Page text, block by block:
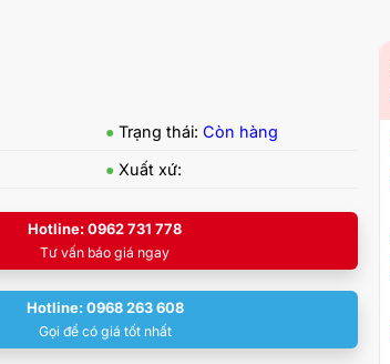
● Trạng thái: Còn hàng
● Xuất xứ:
Hotline: 0962 731 778
Tư vấn báo giá ngay
Hotline: 0968 263 608
Gọi để có giá tốt nhất